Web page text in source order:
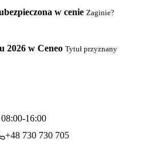
w cenie Zaginie?
2026 w Ceneo Tytuł przyznany
08:00-16:00
+48 730 730 705